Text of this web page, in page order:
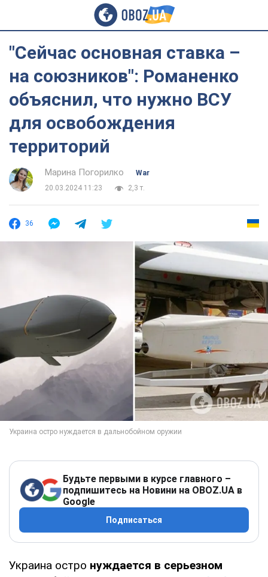
"Сейчас основная ставка –
на союзников": Романенко
объяснил, что нужно ВСУ
для освобождения
территорий
Марина Погорилко
War
20.03.2024 11:23
2,3 т.
36
Будьте первыми в курсе главного –
подпишитесь на Новини на OBOZ.UA в
Google
Подписаться
Украина остро нуждается в серьезном